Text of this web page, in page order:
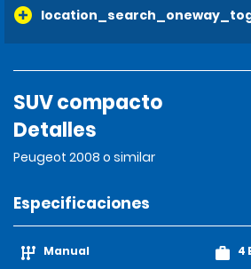
SUV compacto
Detalles
Peugeot 2008 o similar
Especificaciones
Manual 4